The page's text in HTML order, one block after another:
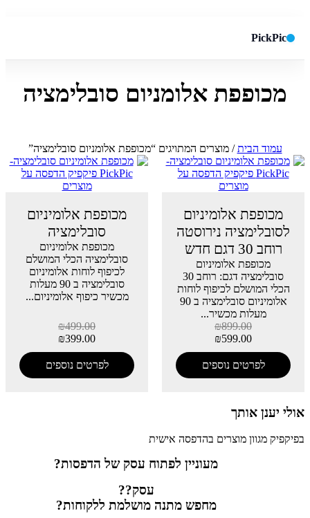
PickPic
חיפוש באתר ✕
חפש
מכופפת אלומניום סובלימציה
עמוד הבית/ מוצרים המתויגים “מכופפת אלומניום סובלימציה”
מכופפת אלומיניום
לסובלימציה נירוסטה
רוחב 30 דגם חדש
מכופפת אלומיניום
סובלימציה דגם: רוחב 30
הכלי המושלם לכיפוף לוחות
אלומיניום סובלימציה ב 90
מעלות מכשיר...
₪899.00
₪599.00
לפרטים נוספים
מכופפת אלומיניום
סובלימציה
מכופפת אלומיניום
סובלימציה הכלי המושלם
לכיפוף לוחות אלומיניום
סובלימציה ב 90 מעלות
מכשיר כיפוף אלומיניום...
₪499.00
₪399.00
לפרטים נוספים
אולי יענן אותך
בפיקפיק מגוון מוצרים בהדפסה אישית
מעוניין לפתוח עסק של הדפסות?
עסק??
מחפש מתנה מושלמת ללקוחות?